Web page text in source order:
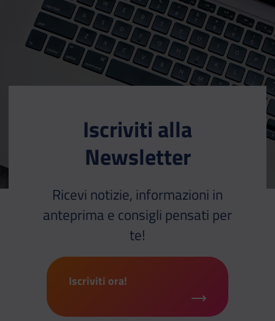
Iscriviti alla
Newsletter
Ricevi notizie, informazioni in
anteprima e consigli pensati per
te!
Iscriviti ora!